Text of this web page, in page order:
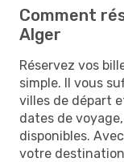
Comment
Alger
Réservez vos
simple. Il vous
villes de départ
dates de
disponibles.
votre